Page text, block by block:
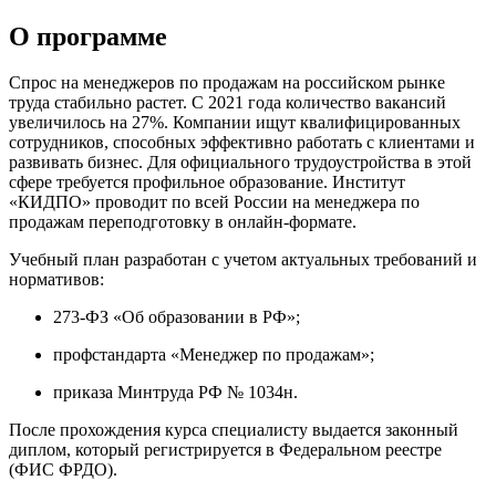
О программе
Спрос на менеджеров по продажам на российском рынке
труда стабильно растет. С 2021 года количество вакансий
увеличилось на 27%. Компании ищут квалифицированных
сотрудников, способных эффективно работать с клиентами и
развивать бизнес. Для официального трудоустройства в этой
сфере требуется профильное образование. Институт
«КИДПО» проводит по всей России на менеджера по
продажам переподготовку в онлайн-формате.
Учебный план разработан с учетом актуальных требований и
нормативов:
273-ФЗ «Об образовании в РФ»;
профстандарта «Менеджер по продажам»;
приказа Минтруда РФ № 1034н.
После прохождения курса специалисту выдается законный
диплом, который регистрируется в Федеральном реестре
(ФИС ФРДО).